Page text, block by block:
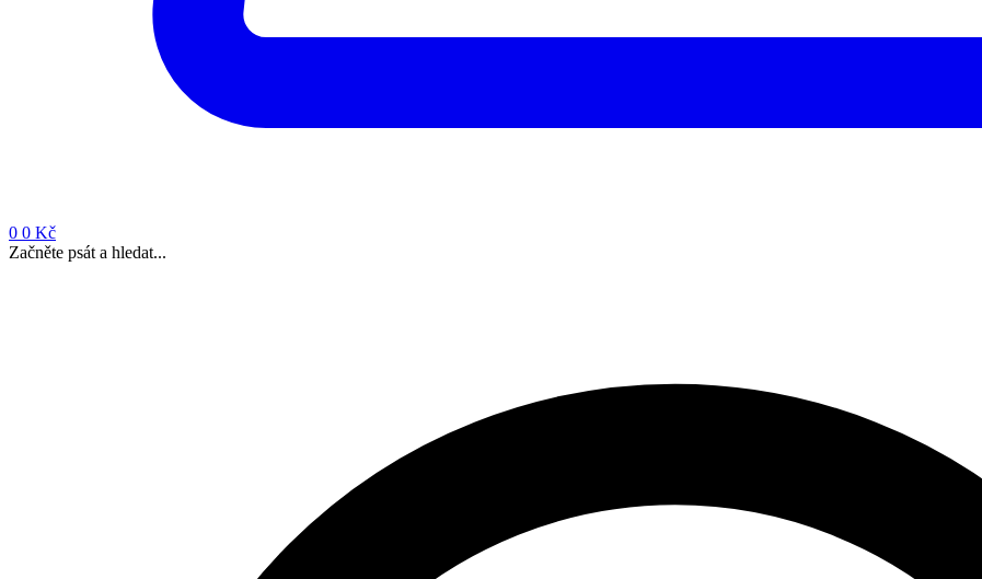
0 0 Kč
Začněte psát a hledat...